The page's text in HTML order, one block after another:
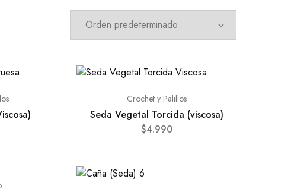
Crochet y Palillos
Seda Vegetal Torcida (viscosa)
$4.990